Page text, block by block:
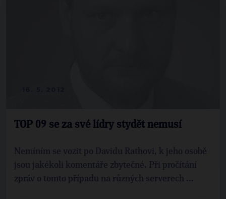
TOP 09 se za své lídry stydět nemusí
Nemíním se vozit po Davidu Rathovi, k jeho osobě
jsou jakékoli komentáře zbytečné. Při pročítání
zpráv o tomto případu na různých serverech ...